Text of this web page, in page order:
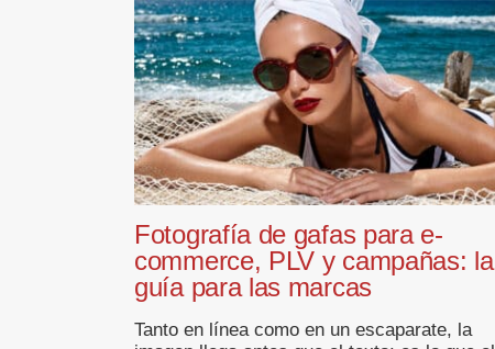
Fotografía de gafas para e-
commerce, PLV y campañas: la
guía para las marcas
Tanto en línea como en un escaparate, la